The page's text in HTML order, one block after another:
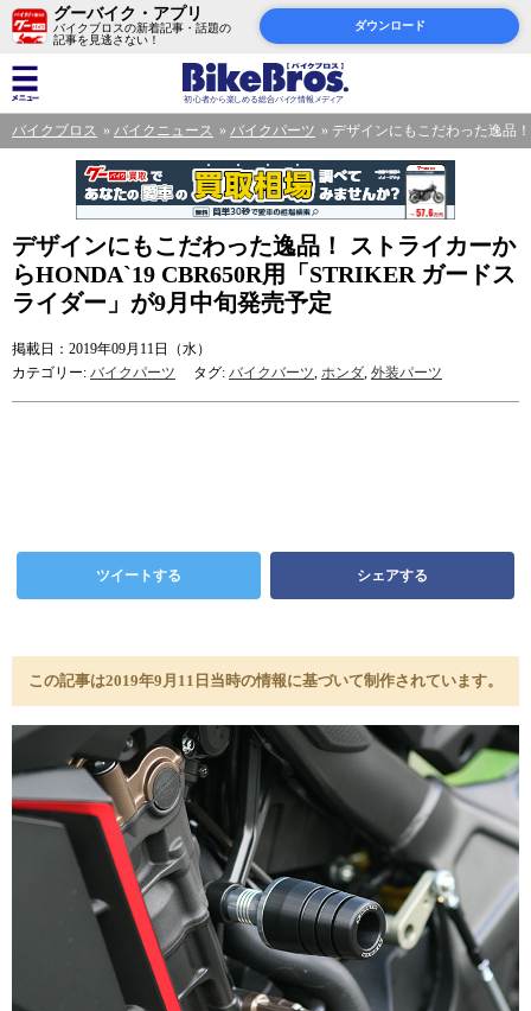
グーバイク・アプリ
バイクブロスの新着記事・話題の
記事を見逃さない！
ダウンロード
バイクブロス バイクニュース バイクパーツ デザインにもこだわった逸品
デザインにもこだわった逸品！ ストライカーか
らHONDA`19 CBR650R用「STRIKER ガードス
ライダー」が9月中旬発売予定
掲載日：2019年09月11日（水）
カテゴリー: バイクパーツ タグ: バイクバーツ, ホンダ, 外装パーツ
ツイートする シェアする
この記事は2019年9月11日当時の情報に基づいて制作されています。